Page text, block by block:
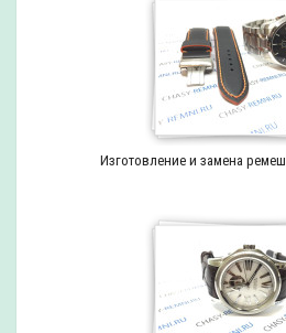
Изготовление и замена